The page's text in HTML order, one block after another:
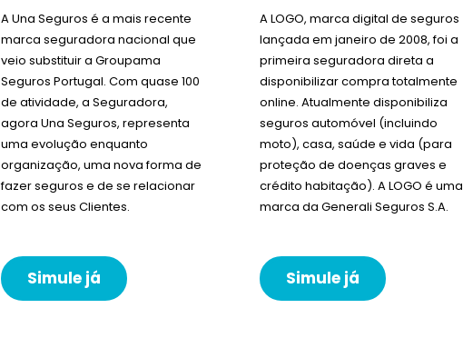
A Una Seguros é a mais recente
marca seguradora nacional que
veio substituir a Groupama
Seguros Portugal. Com quase 100
de atividade, a Seguradora,
agora Una Seguros, representa
uma evolução enquanto
organização, uma nova forma de
fazer seguros e de se relacionar
com os seus Clientes.
Simule já
A LOGO, marca digital de seguros
lançada em janeiro de 2008, foi a
primeira seguradora direta a
disponibilizar compra totalmente
online. Atualmente disponibiliza
seguros automóvel (incluindo
moto), casa, saúde e vida (para
proteção de doenças graves e
crédito habitação). A LOGO é uma
marca da Generali Seguros S.A.
Simule já